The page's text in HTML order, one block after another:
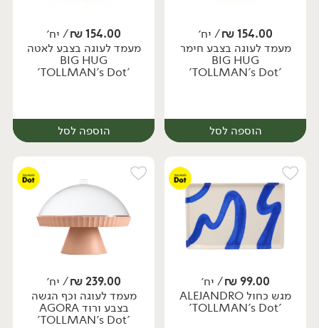
יח׳ יח׳
154.00
₪/ יח׳
מעמד לעוגה בצבע חימר
BIG HUG
'TOLLMAN's Dot'
הוספה לסל
יח׳
154.00
₪/ יח׳
מעמד לעוגה בצבע לאטה
BIG HUG
'TOLLMAN's Dot'
הוספה לסל
יח׳
99.00
₪/ יח׳
מגש כחול ALEJANDRO
'TOLLMAN's Dot'
239.00
₪/ יח׳
מעמד לעוגה וכף הגשה
בצבע ורוד AGORA
'TOLLMAN's Dot'